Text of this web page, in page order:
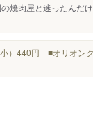
焼肉屋と迷ったんだ
）440円 ■オリオン